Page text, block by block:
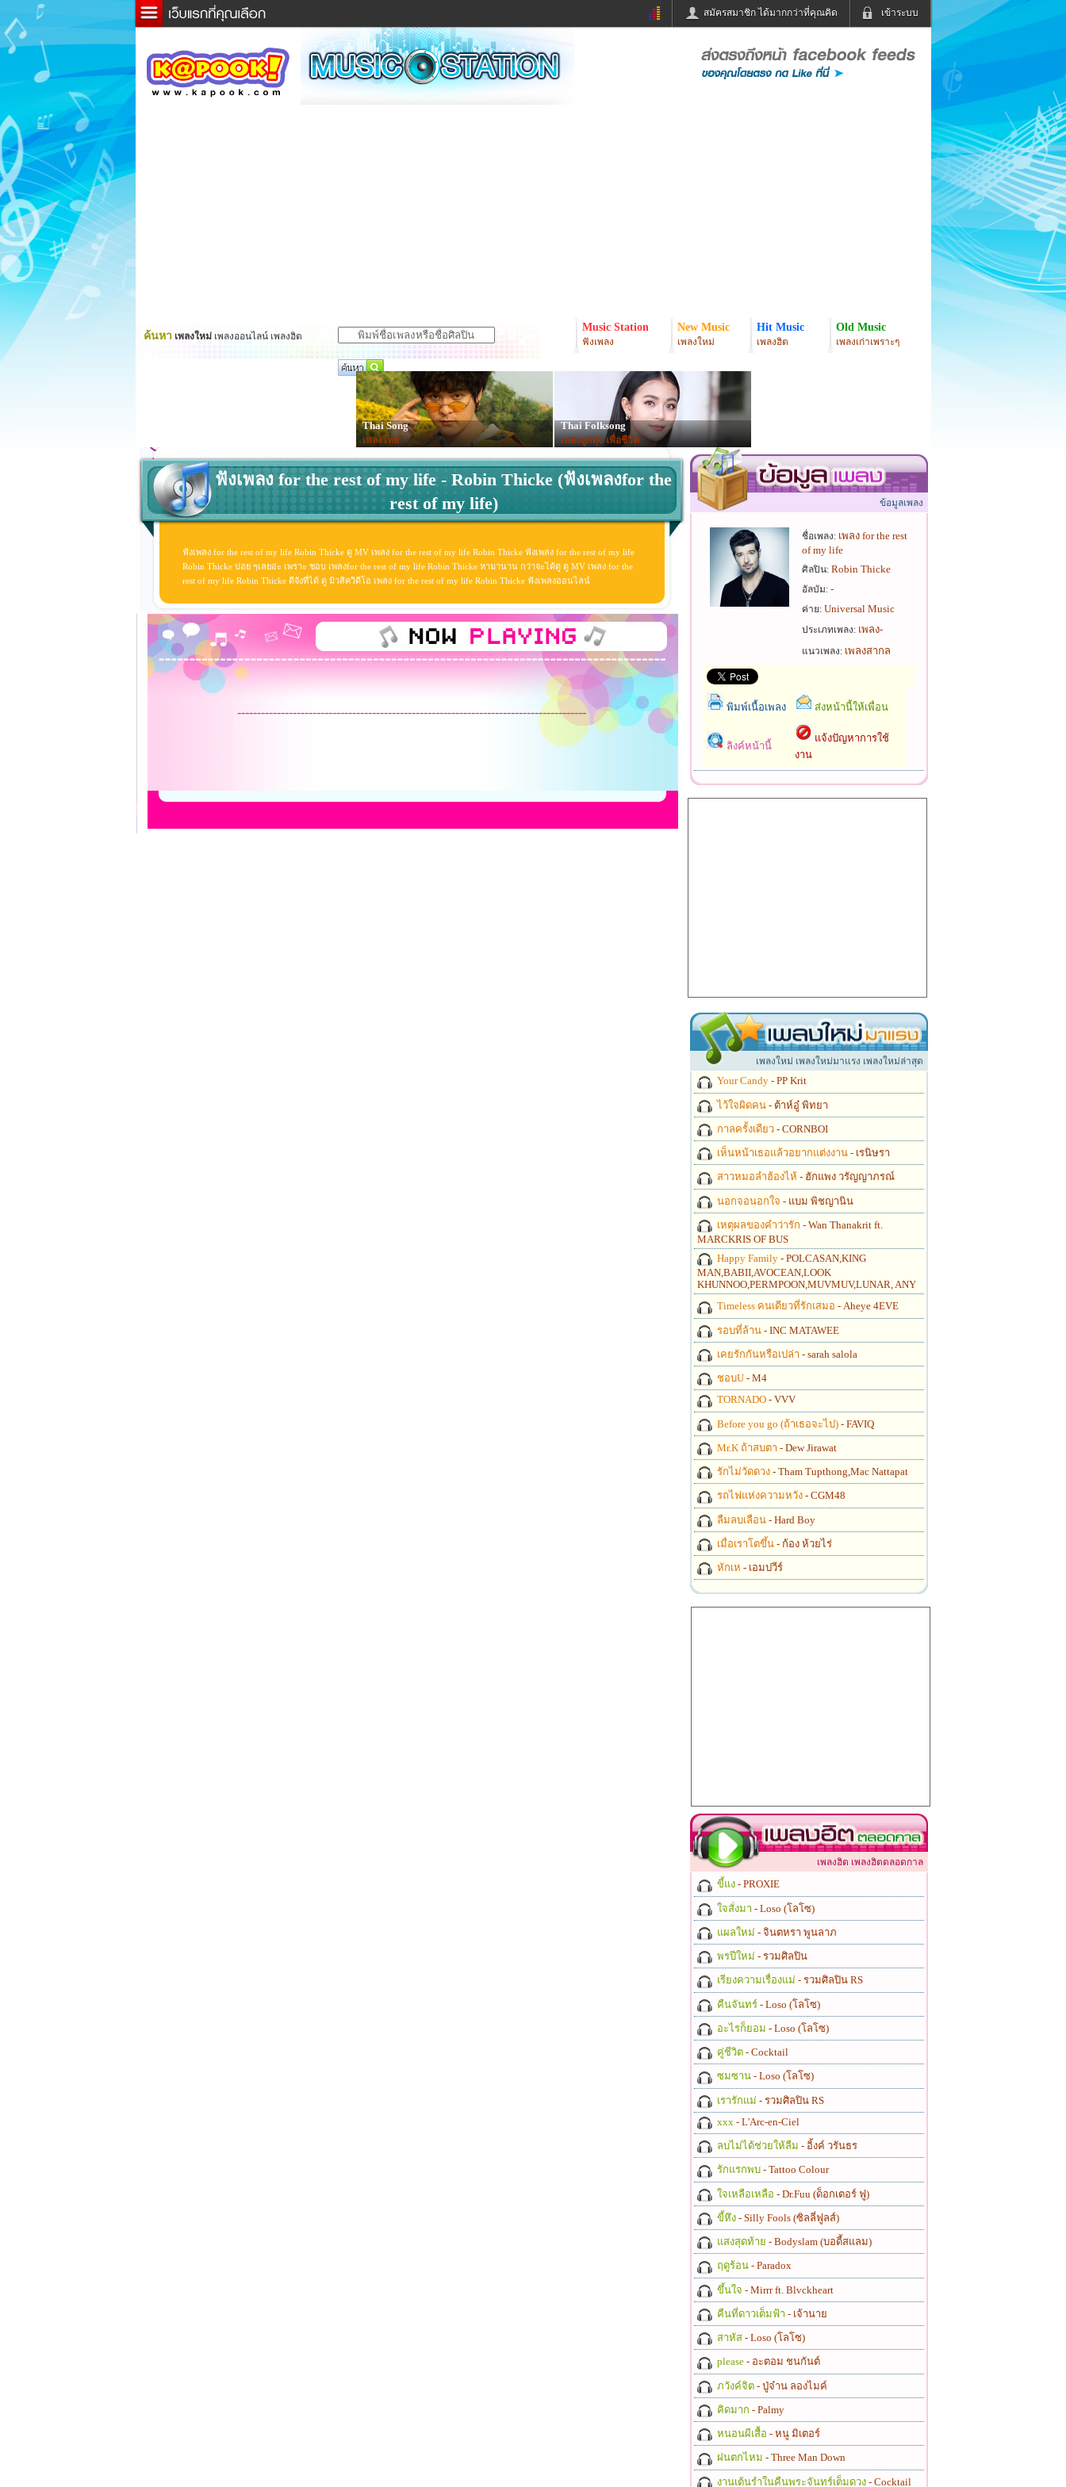
เข้าระบบ
สมัครสมาชิก ได้มากกว่าที่คุณคิด
ข่าวด่วน ข่าวสั้น
ละคร
หนังใหม่
ฟังวิทยุออนไลน์
หมากรุกไทย
Email
ค้นหา เพลงใหม่ เพลงออนไลน์ เพลงฮิต
Music Station
ฟังเพลง
New Music
เพลงใหม่
Hit Music
เพลงฮิต
Old Music
เพลงเก่าเพราะๆ
Thai Song
เพลงไทย
Thai Folksong
เพลงลูกทุ่ง-เพื่อชีวิต
ฟังเพลง for the rest of my life - Robin Thicke (ฟังเพลงfor the
rest of my life)
ฟังเพลง for the rest of my life Robin Thicke ดู MV เพลง for the rest of my life Robin Thicke ฟังเพลง for the rest of my life
Robin Thicke บ่อย ๆเลยอ่ะ เพราะ ชอบ เพลงfor the rest of my life Robin Thicke หามานาน กว่าจะได้ดู ดู MV เพลง for the
rest of my life Robin Thicke ดีจังที่ได้ ดู มิวสิควิดีโอ เพลง for the rest of my life Robin Thicke ฟังเพลงออนไลน์
----------------------------------------------------------------------------------------
ข้อมูลเพลง
ชื่อเพลง: เพลง for the rest
of my life
ศิลปิน: Robin Thicke
อัลบัม: -
ค่าย: Universal Music
ประเภทเพลง: เพลง-
แนวเพลง: เพลงสากล
พิมพ์เนื้อเพลง ส่งหน้านี้ให้เพื่อน
ลิงค์หน้านี้
แจ้งปัญหาการใช้
งาน
เพลงใหม่ เพลงใหม่มาแรง เพลงใหม่ล่าสุด
Your Candy - PP Krit
ไว้ใจผิดคน - ต้าห์อู๋ พิทยา
กาลครั้งเดียว - CORNBOI
เห็นหน้าเธอแล้วอยากแต่งงาน - เรนิษรา
สาวหมอลำฮ้องไห้ - ฮักแพง วรัญญาภรณ์
นอกจอนอกใจ - แบม พิชญานิน
เหตุผลของคำว่ารัก - Wan Thanakrit ft.
MARCKRIS OF BUS
Happy Family - POLCASAN,KING
MAN,BABII,AVOCEAN,LOOK
KHUNNOO,PERMPOON,MUVMUV,LUNAR, ANY
Timeless คนเดียวที่รักเสมอ - Aheye 4EVE
รอบที่ล้าน - INC MATAWEE
เคยรักกันหรือเปล่า - sarah salola
ชอบU - M4
TORNADO - VVV
Before you go (ถ้าเธอจะไป) - FAVIQ
Mr.K ถ้าสบตา - Dew Jirawat
รักไม่วัดดวง - Tham Tupthong,Mac Nattapat
รถไฟแห่งความหวัง - CGM48
ลืมลบเลือน - Hard Boy
เมื่อเราโตขึ้น - ก้อง ห้วยไร่
หักเห - เอมปวีร์
เพลงฮิต เพลงฮิตตลอดกาล
ขี้แง - PROXIE
ใจสั่งมา - Loso (โลโซ)
แผลใหม่ - จินตหรา พูนลาภ
พรปีใหม่ - รวมศิลปิน
เรียงความเรื่องแม่ - รวมศิลปิน RS
คืนจันทร์ - Loso (โลโซ)
อะไรก็ยอม - Loso (โลโซ)
คู่ชีวิต - Cocktail
ซมซาน - Loso (โลโซ)
เรารักแม่ - รวมศิลปิน RS
xxx - L'Arc-en-Ciel
ลบไม่ได้ช่วยให้ลืม - อิ้งค์ วรันธร
รักแรกพบ - Tattoo Colour
ใจเหลือเหลือ - Dr.Fuu (ด็อกเตอร์ ฟู)
ขี้หึง - Silly Fools (ซิลลี่ฟูลส์)
แสงสุดท้าย - Bodyslam (บอดี้สแลม)
ฤดูร้อน - Paradox
ขึ้นใจ - Mirrr ft. Blvckheart
คืนที่ดาวเต็มฟ้า - เจ้านาย
สาหัส - Loso (โลโซ)
please - อะตอม ชนกันต์
ภวังค์จิต - ปู่จ๋าน ลองไมค์
คิดมาก - Palmy
หนอนผีเสื้อ - หนู มิเตอร์
ฝนตกไหม - Three Man Down
งานเต้นรำในคืนพระจันทร์เต็มดวง - Cocktail